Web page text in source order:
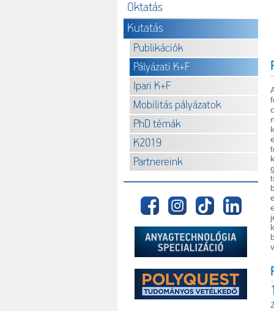
Oktatás
Kutatás
Publikációk
Pályázati K+F
Ipari K+F
Mobilitás pályázatok
PhD témák
K2019
Partnereink